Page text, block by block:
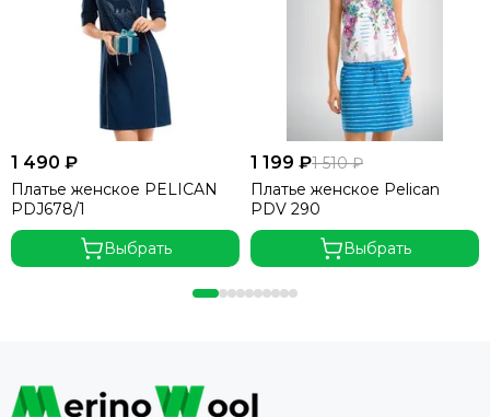
1 490 ₽
Платье женское PELICAN
PDJ678/1
Выбрать
1 199 ₽1 510 ₽
Платье женское Pelican
PDV 290
Выбрать